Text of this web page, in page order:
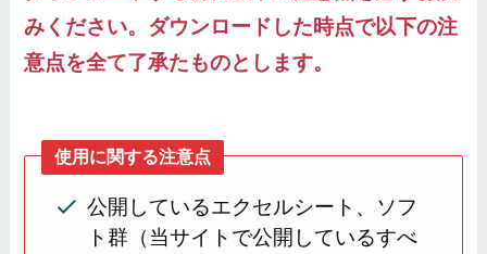
みください。ダウンロードした時点で以下の注
意点を全て了承たものとします。
使用に関する注意点
公開しているエクセルシート、ソフ
ト群（当サイトで公開しているすべ